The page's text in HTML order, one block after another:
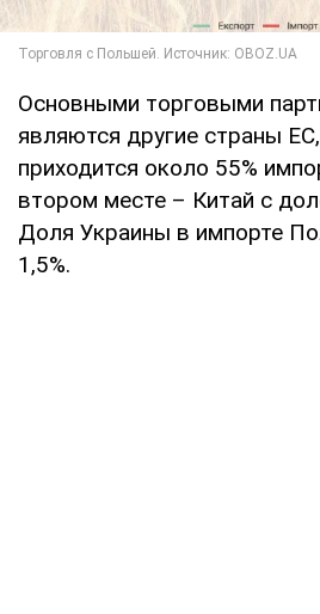
Основными торговыми
являются другие страны
приходится около 55%
втором месте – Китай с
Доля Украины в импорте
1,5%.